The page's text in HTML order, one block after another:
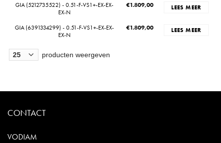
GIA (5212735522) - 0.51-F-VS1+-EX-EX-
EX-N
€1.809,00 LEES MEER
GIA (6391334299) - 0.51-F-VS1+-EX-EX-
EX-N
€1.809,00 LEES MEER
producten weergeven
CONTACT
VODIAM